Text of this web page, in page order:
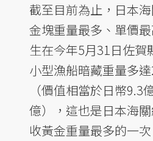
截至目前為止，日本
金塊重量最多、單價
生在今年5月31日佐賀
小型漁船暗藏重量多
（價值相當於日幣9.3
億），這也是日本海
收黃金重量最多的一次